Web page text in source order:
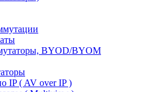
BYOD/BYOM
IP ( AV over IP )